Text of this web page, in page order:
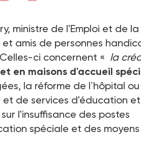
ministre de l'Emploi et de la
amis de personnes
ci concernent « la
en maisons d'accueil
la réforme de l`hôpital
de services d'éducation et
l'insuffisance des postes
spéciale et des moyens